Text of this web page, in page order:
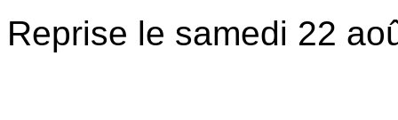
Reprise le samedi 22